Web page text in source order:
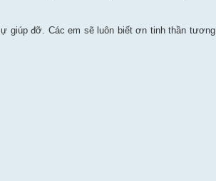
giúp đỡ. Các em sẽ luôn biết ơn tinh thần tương